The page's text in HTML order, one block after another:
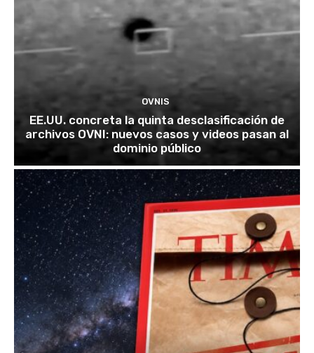
OVNIS
EE.UU. concreta la quinta desclasificación de
archivos OVNI: nuevos casos y videos pasan al
dominio público